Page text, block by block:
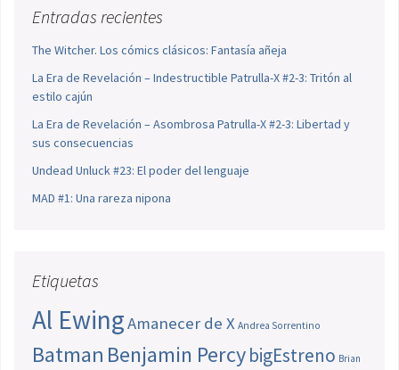
Entradas recientes
The Witcher. Los cómics clásicos: Fantasía añeja
La Era de Revelación – Indestructible Patrulla-X #2-3: Tritón al
estilo cajún
La Era de Revelación – Asombrosa Patrulla-X #2-3: Libertad y
sus consecuencias
Undead Unluck #23: El poder del lenguaje
MAD #1: Una rareza nipona
Etiquetas
Al EwingAmanecer de X Andrea Sorrentino
Batman Benjamin PercybigEstreno Brian